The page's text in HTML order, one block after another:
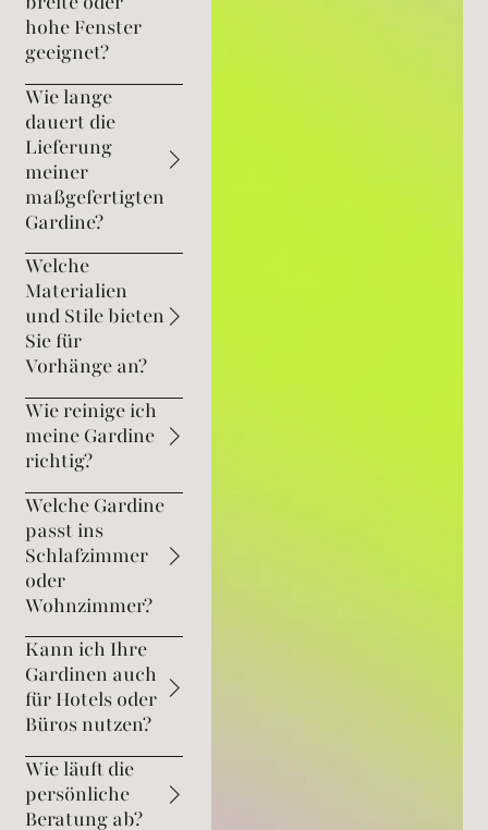
hohe Fenster
geeignet?
Wie lange
dauert die
Lieferung
meiner
maßgefertigten
Gardine?
Welche
Materialien
und Stile bieten
Sie für
Vorhänge an?
Wie reinige ich
meine Gardine
richtig?
Welche Gardine
passt ins
Schlafzimmer
oder
Wohnzimmer?
Kann ich Ihre
Gardinen auch
für Hotels oder
Büros nutzen?
Wie läuft die
persönliche
Beratung ab?